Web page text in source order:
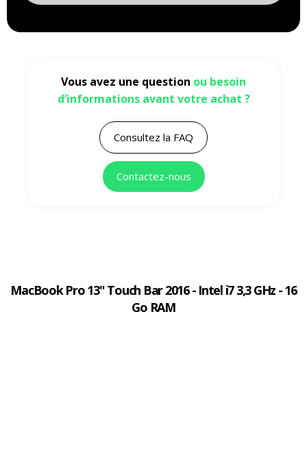
Vous avez une question ou besoin
d’informations avant votre achat ?
Consultez la FAQ
Contactez-nous
MacBook Pro 13" Touch Bar 2016 - Intel i7 3,3 GHz - 16
Go RAM